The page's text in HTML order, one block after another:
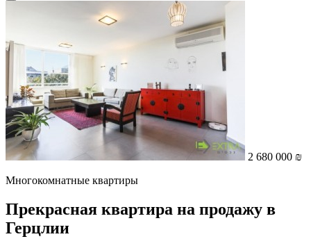
2 680 000 ₪
Многокомнатные квартиры
Прекрасная квартира на продажу в
Герцлии